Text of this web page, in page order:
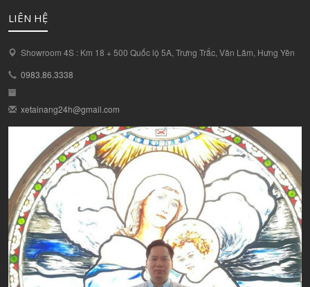
LIÊN HỆ
Showroom 4S : Km 18 + 500 Quốc lộ 5A, Trưng Trắc, Văn Lâm, Hưng Yên
0983.86.3338
xetainang24h@gmail.com